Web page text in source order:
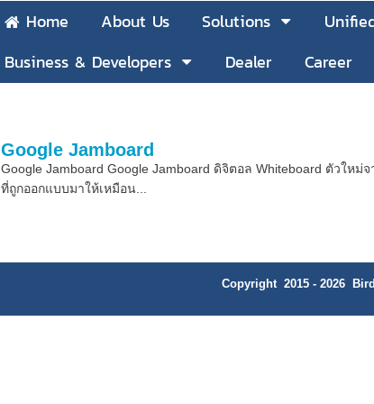
Home About Us Solutions
Business & Developers
Dealer Career
Google Jamboard
Google Jamboard Google Jamboard ดิจิตอล Whiteboard ตัวให
ที่ถูกออกแบบมาให้เหมือน...
Copyright 2015 - 2026